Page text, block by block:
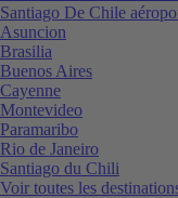
Santiago De Chile
Asuncion
Brasilia
Buenos Aires
Cayenne
Montevideo
Paramaribo
Rio de Janeiro
Santiago du Chili
Voir toutes les